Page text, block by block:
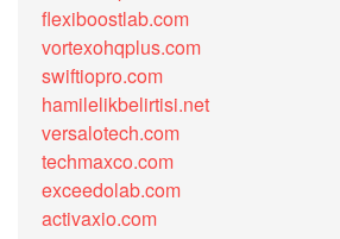
flexiboostlab.com
vortexohqplus.com
swiftiopro.com
hamilelikbelirtisi.net
versalotech.com
techmaxco.com
exceedolab.com
activaxio.com